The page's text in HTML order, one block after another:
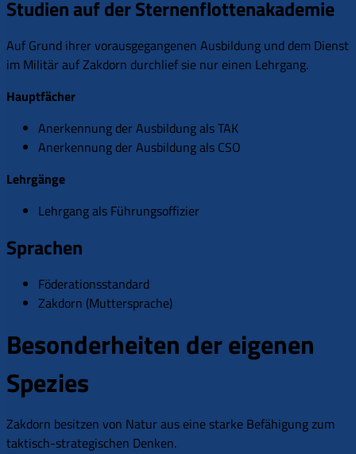
Studien auf der Sternenflottenakademie
Auf Grund ihrer vorausgegangenen Ausbildung und dem Dienst
im Militär auf Zakdorn durchlief sie nur einen Lehrgang.
Hauptfächer
Anerkennung der Ausbildung als TAK
Anerkennung der Ausbildung als CSO
Lehrgänge
Lehrgang als Führungsoffizier
Sprachen
Föderationsstandard
Zakdorn (Muttersprache)
Besonderheiten der eigenen
Spezies
Zakdorn besitzen von Natur aus eine starke Befähigung zum
taktisch-strategischen Denken.